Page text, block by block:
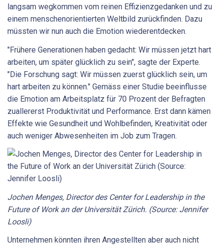
langsam wegkommen vom reinen Effizienzgedanken und zu
einem menschenorientierten Weltbild zurückfinden. Dazu
müssten wir nun auch die Emotion wiederentdecken.
"Frühere Generationen haben gedacht: Wir müssen jetzt hart
arbeiten, um später glücklich zu sein", sagte der Experte.
"Die Forschung sagt: Wir müssen zuerst glücklich sein, um
hart arbeiten zu können." Gemäss einer Studie beeinflusse
die Emotion am Arbeitsplatz für 70 Prozent der Befragten
zuallererst Produktivität und Performance. Erst dann kämen
Effekte wie Gesundheit und Wohlbefinden, Kreativität oder
auch weniger Abwesenheiten im Job zum Tragen.
Jochen Menges, Director des Center for Leadership in the
Future of Work an der Universität Zürich. (Source: Jennifer
Loosli)
Unternehmen könnten ihren Angestellten aber auch nicht